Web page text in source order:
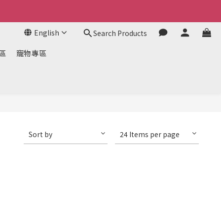
English Search Products
寵物專區
Sort by 24 Items per page